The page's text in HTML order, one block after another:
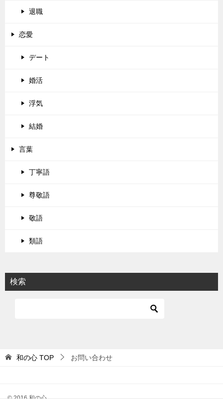
退職
恋愛
デート
婚活
浮気
結婚
言葉
丁寧語
尊敬語
敬語
類語
検索
和の心 TOP お問い合わせ